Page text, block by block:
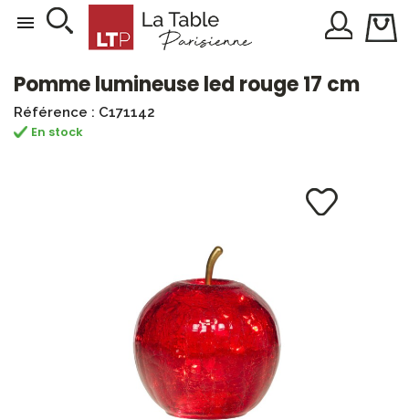

Pomme lumineuse led rouge 17 cm
Référence : C171142
En stock